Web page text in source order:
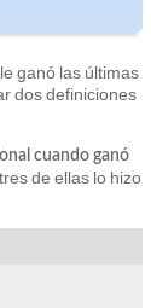
ganó las últimas
dos definiciones
cuando ganó
de ellas lo hizo